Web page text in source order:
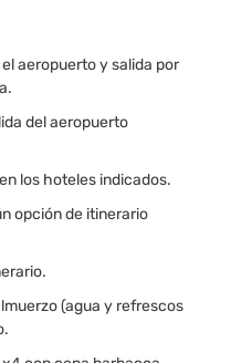
aeropuerto y salida por
del aeropuerto
los hoteles indicados.
opción de itinerario
(agua y refrescos